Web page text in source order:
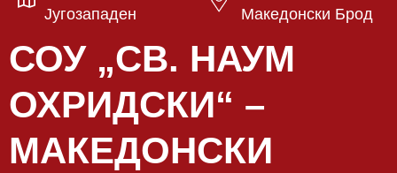
Југозападен
Македонски Брод
СОУ „СВ. НАУМ
ОХРИДСКИ“ –
МАКЕДОНСКИ